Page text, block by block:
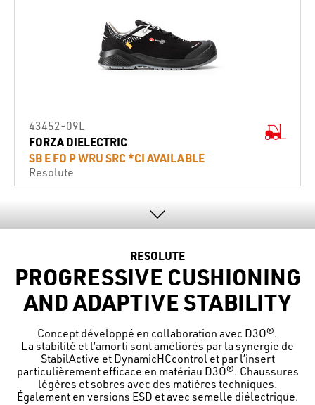
43452-09L
FORZA DIELECTRIC
SB E FO P WRU SRC *CI AVAILABLE
Resolute
RESOLUTE
PROGRESSIVE CUSHIONING
AND ADAPTIVE STABILITY
Concept développé en collaboration avec D3O®.
La stabilité et l’amorti sont améliorés par la synergie de
StabilActive et DynamicHCcontrol et par l’insert
particulièrement efficace en matériau D3O®. Chaussures
légères et sobres avec des matières techniques.
Également en versions ESD et avec semelle diélectrique.